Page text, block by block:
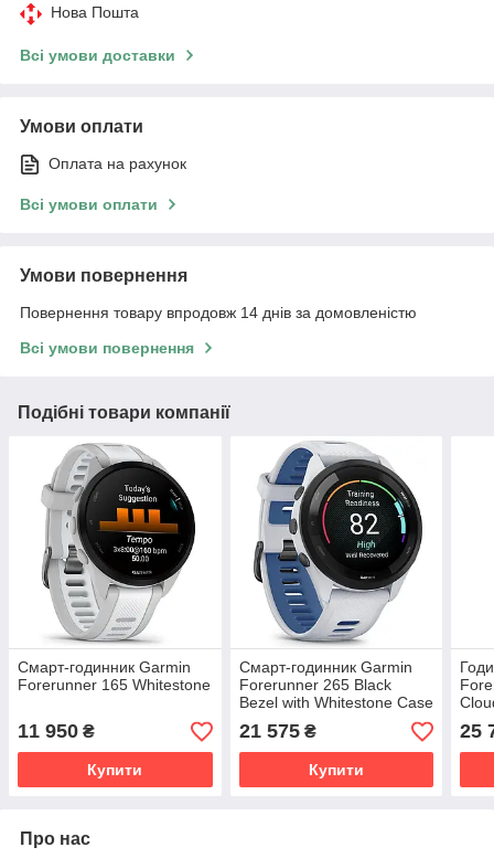
Нова Пошта
Всі умови доставки
Умови оплати
Оплата на рахунок
Всі умови оплати
Умови повернення
Повернення товару впродовж 14 днів за домовленістю
Всі умови повернення
Подібні товари компанії
Смарт-годинник Garmin
Forerunner 165 Whitestone
11 950 ₴
Купити
Смарт-годинник Garmin
Forerunner 265 Black
Bezel with Whitestone Case
and Whitestone/Tidal Blue
Silicone Band
21 575₴
Купити
25
Про нас